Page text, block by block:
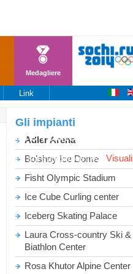
sul suo dispositivo.
Medagliere
Link
Gli impianti
Adler Arena
Bolshoy Ice Dome
Fisht Olympic Stadium
Ice Cube Curling center
Iceberg Skating Palace
Laura Cross-country Ski &
Biathlon Center
Rosa Khutor Alpine Center